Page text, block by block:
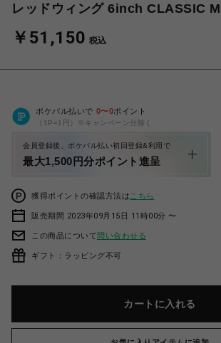
レッドウィング 6inch CLASSIC
￥51,150 税込
ポケパル払いで 0〜0ポイント
（1P=1円）※キャンペーン分除く
会員登録後、ポケパル払い初回登録&利用で
最大1,500円分ポイント進呈
獲得ポイントの確認方法は こちら
販売期間 2023年09月15日 11時00分 〜
この商品について問い合わせる
ギフト：ラッピング不可
カートに入れる